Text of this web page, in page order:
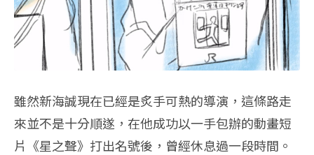
雖然新海誠現在已經是炙手可熱的導演，這條路走
來並不是十分順遂，在他成功以一手包辦的動畫短
片《星之聲》打出名號後，曾經休息過一段時間。